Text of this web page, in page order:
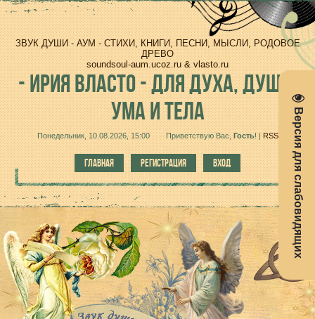
Версия для слабовидящих
ЗВУК ДУШИ - АУМ - СТИХИ, КНИГИ, ПЕСНИ, МЫСЛИ, РОДОВОЕ
ДРЕВО
soundsoul-aum.ucoz.ru & vlasto.ru
-ИРИЯ ВЛАСТО - ДЛЯ ДУХА, ДУШИ,
УМА И ТЕЛА
Понедельник, 10.08.2026, 15:00 Приветствую Вас Гость!| RSS
ГЛАВНАЯ РЕГИСТРАЦИЯ ВХОД